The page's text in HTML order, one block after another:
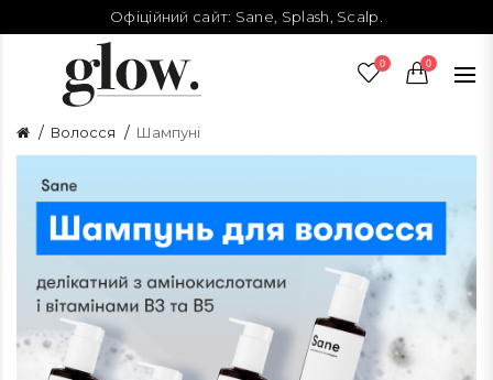
Офіційний сайт: Sane Splash Scalp
0 0
Волосся Шампуні